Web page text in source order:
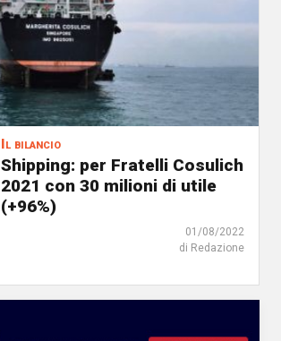
Il bilancio
Shipping: per Fratelli Cosulich
2021 con 30 milioni di utile
(+96%)
01/08/2022
di Redazione